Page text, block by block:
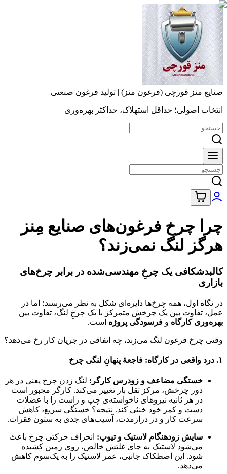
صنایع منز قورچی (فرغون منز) | تولید فرغون صنعتی
انتخاب اصولی؛ حداقل استهلاک، حداکثر بهره‌وری
چرا چرخ فرغون‌های صنایع مِنز
هرگز لنگ نمی‌زند؟
کالبدشکافی یک چرخِ مهندسی‌شده در برابر چرخ‌های
بازاری
در نگاه اول، همه چرخ‌ها دایره‌ای شکل به نظر می‌رسند؛ اما در
عمل، تفاوت بین یک چرخش متمرکز با یک چرخِ لنگ، تفاوت بین
بهره‌وری کارگاه و فرسودگی پروژه است.
وقتی چرخ فرغون لنگ می‌زند، چه اتفاقی در جریان کار رخ می‌دهد؟
۱. درد واقعی در کارگاه: فاجعهٔ پنهانِ لنگی چرخ
خستگی مضاعف و زودرس کارگر: لنگ زدن چرخ یعنی در هر
دور چرخش، مرکز ثقل بار تغییر می‌کند. کارگر مجبور است
در هر ثانیه نیروهای ناخواسته‌ی چپ و راست را با عضلات
دست و کمر خود خنثی کند. نتیجه؟ خستگی سریع، کاهش
سرعت کار و در درازمدت، آسیب‌های جدی به ستون فقرات.
سایش زودهنگام لاستیک و تیوپ: انحراف حرکتی چرخ باعث
می‌شود لاستیک به جای غلتش خالص، روی زمین کشیده
شود. این اصطکاک جانبی، عمر لاستیک را به یک‌سوم کاهش
می‌دهد.